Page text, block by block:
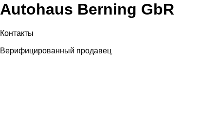
Autohaus Berning GbR
Контакты
Верифицированный продавец